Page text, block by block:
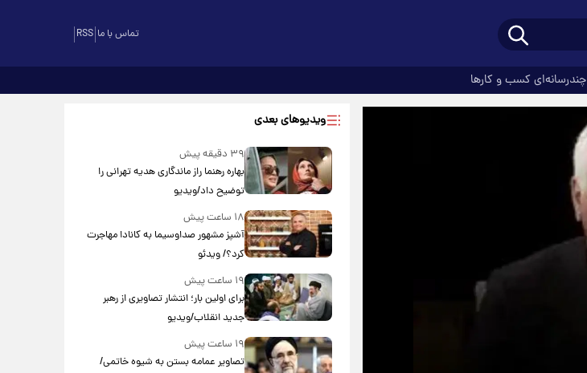
RSS تماس با ما
چندرسانه‌ای کسب و کارها
ویدیوهای بعدی
۳۹ دقیقه پیش
بهاره رهنما راز ماندگاری هدیه تهرانی را
توضیح داد/ویدیو
۱۸ ساعت پیش
آشپز مشهور صداوسیما به کانادا مهاجرت
کرد؟/ ویدئو
۱۹ ساعت پیش
برای اولین بار؛ انتشار تصاویری از رهبر
جدید انقلاب/ویدیو
۱۹ ساعت پیش
تصاویر عمامه بستن به شیوه خاتمی/